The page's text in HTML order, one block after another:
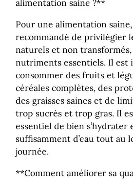
alimentation saine ?**
Pour une alimentation
recommandé de privilégier
naturels et non
nutriments essentiels. Il est
consommer des fruits et
céréales complètes, des
des graisses saines et de
trop sucrés et trop gras. Il
essentiel de bien s’hydrater
suffisamment d’eau tout au
journée.
**Comment améliorer sa